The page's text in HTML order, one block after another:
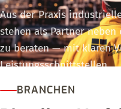
Aus der Praxis
stehen als Partner
zu beraten — mit klaren
Leistungsschnittstellen.
BRANCHEN